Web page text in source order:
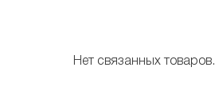
Нет связанных товаров.